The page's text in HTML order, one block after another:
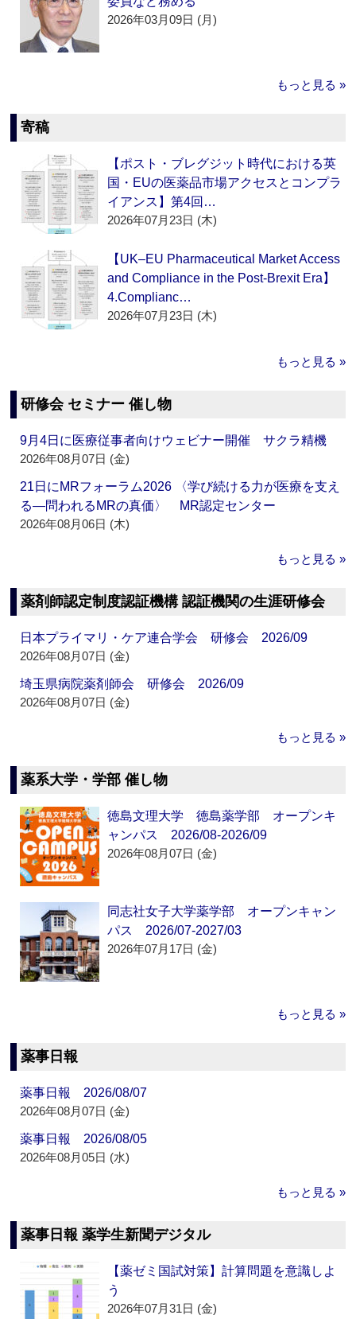
2026年03月09日 (月)
もっと見る »
寄稿
【ポスト・ブレグジット時代における英
国・EUの医薬品市場アクセスとコンプラ
イアンス】第4回…
2026年07月23日 (木)
【UK–EU Pharmaceutical Market Access
and Compliance in the Post-Brexit Era】
4.Complianc…
2026年07月23日 (木)
もっと見る »
研修会 セミナー 催し物
9月4日に医療従事者向けウェビナー開催 サクラ精機
2026年08月07日 (金)
21日にMRフォーラム2026 〈学び続ける力が医療を支え
る―問われるMRの真価〉 MR認定センター
2026年08月06日 (木)
もっと見る »
薬剤師認定制度認証機構 認証機関の生涯研修会
日本プライマリ・ケア連合学会 研修会 2026/09
2026年08月07日 (金)
埼玉県病院薬剤師会 研修会 2026/09
2026年08月07日 (金)
もっと見る »
薬系大学・学部 催し物
徳島文理大学 徳島薬学部 オープンキ
ャンパス 2026/08-2026/09
2026年08月07日 (金)
同志社女子大学薬学部 オープンキャン
パス 2026/07-2027/03
2026年07月17日 (金)
もっと見る »
薬事日報
薬事日報 2026/08/07
2026年08月07日 (金)
薬事日報 2026/08/05
2026年08月05日 (水)
もっと見る »
薬事日報 薬学生新聞デジタル
【薬ゼミ国試対策】計算問題を意識しよ
う
2026年07月31日 (金)